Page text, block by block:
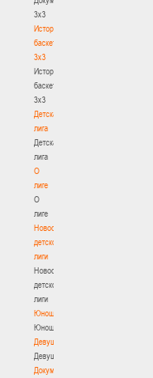
3х3
История
баскетбола
3х3
История
баскетбола
3х3
Детская
лига
Детская
лига
О
лиге
О
лиге
Новости
детской
лиги
Новости
детской
лиги
Юноши
Юноши
Девушки
Девушки
Документы